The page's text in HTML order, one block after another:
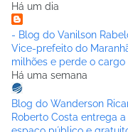
Há um dia
- Blog do Vanilson
Vice-prefeito do
milhões e perde o cargo
Há uma semana
Blog do Wanderson
Roberto Costa entrega